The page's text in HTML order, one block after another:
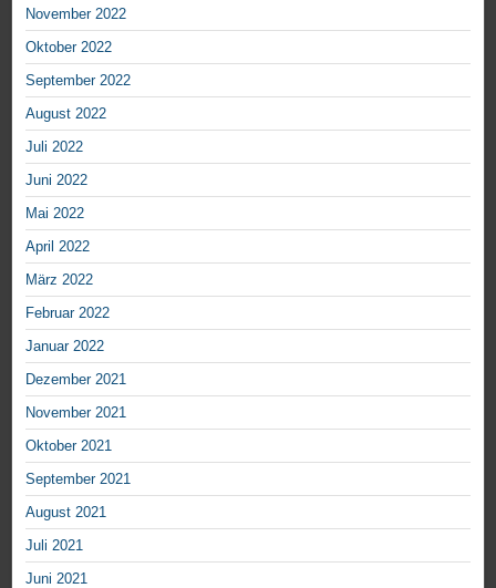
November 2022
Oktober 2022
September 2022
August 2022
Juli 2022
Juni 2022
Mai 2022
April 2022
März 2022
Februar 2022
Januar 2022
Dezember 2021
November 2021
Oktober 2021
September 2021
August 2021
Juli 2021
Juni 2021